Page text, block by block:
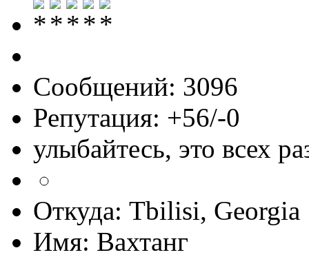
Сообщений: 3096
Репутация: +56/-0
улыбайтесь, это всех
Откуда: Tbilisi, Georgia
Имя: Вахтанг